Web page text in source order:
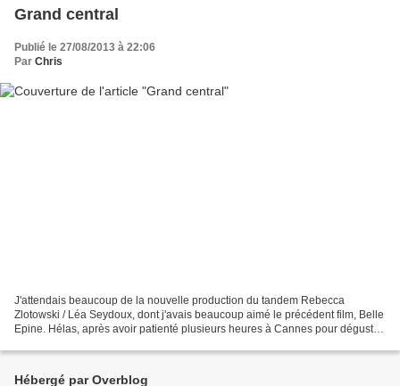
Grand central
Publié le 27/08/2013 à 22:06
Par Chris
J'attendais beaucoup de la nouvelle production du tandem Rebecca
Zlotowski / Léa Seydoux, dont j'avais beaucoup aimé le précédent film, Belle
Epine. Hélas, après avoir patienté plusieurs heures à Cannes pour déguster
Hébergé par Overblog